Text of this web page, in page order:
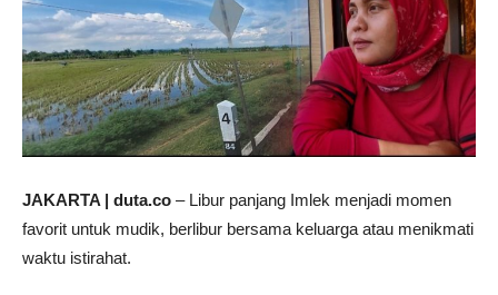
JAKARTA | duta.co – Libur panjang Imlek menjadi momen
favorit untuk mudik, berlibur bersama keluarga atau menikmati
waktu istirahat.